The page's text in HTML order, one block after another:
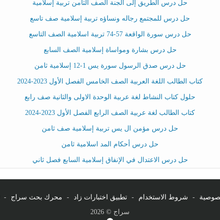
حل درس الطريق إلى الجنة الصف الثامن تربية إسلامية
حل درس للمجتمع رجاله ونساؤه تربية إسلامية صف تاسع
حل درس سورة الواقعة 57-74 تربية اسلامية الصف التاسع
حل درس بشارة ومواساة إسلامية الصف السابع
حل درس صدق الرسول سورة يس 1-12 إسلامية ثامن
كتاب الطالب اللغة العربية الصف الخامس الفصل الأول 2023-2024
حلول كتاب النشاط لغة عربية الوحدة الاولى والثانية صف رابع
كتاب الطالب لغة عربية الصف الرابع الفصل الأول 2023-2024
حل درس مؤمن ال يس تربية إسلامية صف ثامن
حل درس أحكام المد اسلامية ثامن
حل درس الاعتدال في الإنفاق إسلامية السابع فصل ثاني
- شروط الاستخدام - تطبيق اختبارات زاد - محرك بحث سراج -
سراج © 2026